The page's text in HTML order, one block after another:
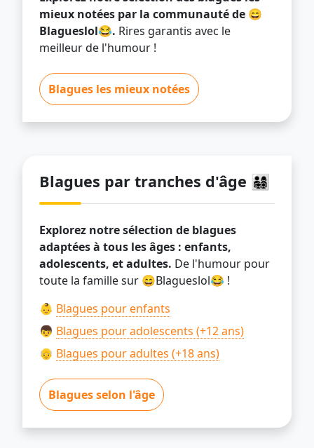
mieux notées par la communauté de 😄
Blagueslol😂. Rires garantis avec le
meilleur de l'humour !
Blagues les mieux notées
Blagues par tranches d'âge 👨‍👩‍👧‍👦
Explorez notre sélection de blagues
adaptées à tous les âges : enfants,
adolescents, et adultes. De l'humour pour
toute la famille sur 😄Blagueslol😂 !
👶 Blagues pour enfants
👦 Blagues pour adolescents (+12 ans)
👴 Blagues pour adultes (+18 ans)
Blagues selon l'âge